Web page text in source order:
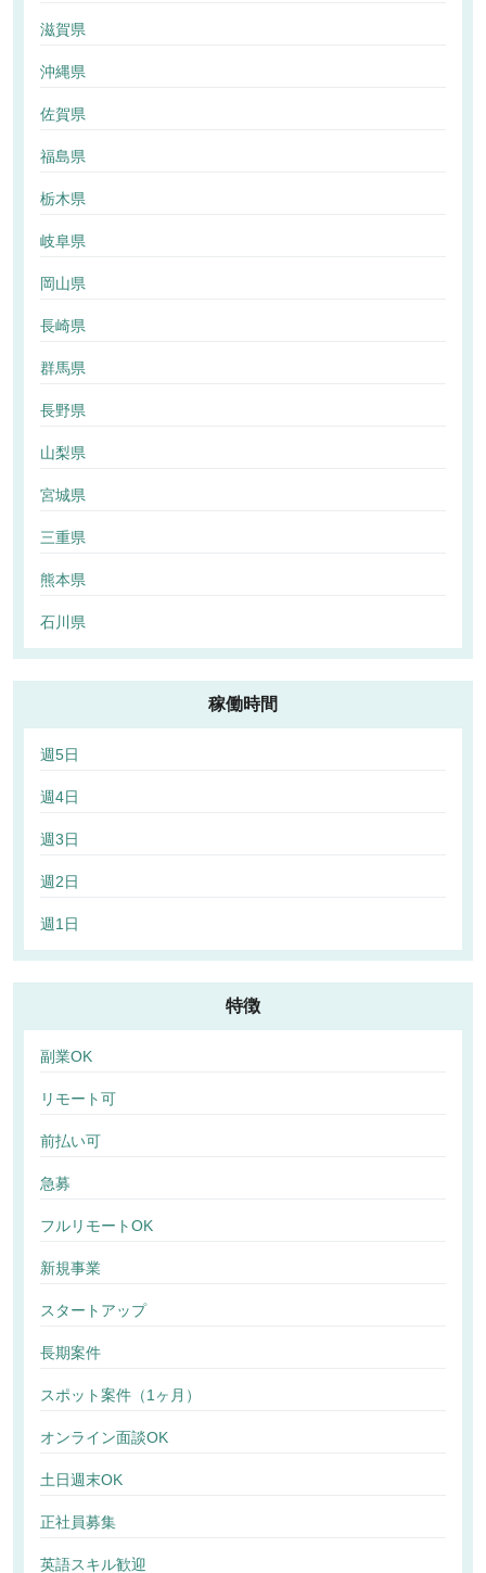
滋賀県
沖縄県
佐賀県
福島県
栃木県
岐阜県
岡山県
長崎県
群馬県
長野県
山梨県
宮城県
三重県
熊本県
石川県
稼働時間
週5日
週4日
週3日
週2日
週1日
特徴
副業OK
リモート可
前払い可
急募
フルリモートOK
新規事業
スタートアップ
長期案件
スポット案件（1ヶ月）
オンライン面談OK
土日週末OK
正社員募集
英語スキル歓迎